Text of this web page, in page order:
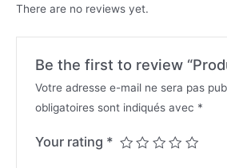
There are no reviews yet.
Be the first to review
Votre adresse e-mail ne sera pas
obligatoires sont indiqués avec *
Your rating *